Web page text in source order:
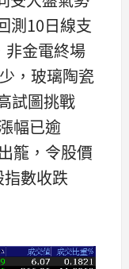
測10日線支
非金電終場
，玻璃陶瓷
試圖挑戰
幅已逾
籠，令股價
數收跌